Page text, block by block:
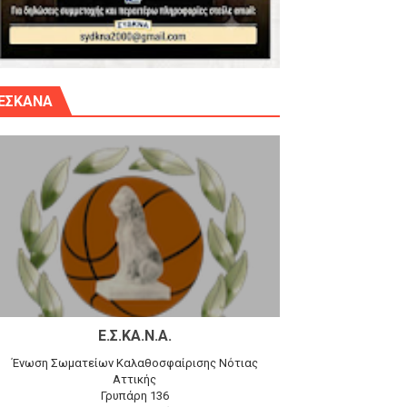
Δημητρίου την Κυριακή 14.6.26
Προφήτη Ηλία 78-74 στα Καμίνια
Ε.Σ.ΚΑ.Ν.Α.
Ένωση Σωματείων Καλαθοσφαίρισης Νότιας
Αττικής
Γρυπάρη 136